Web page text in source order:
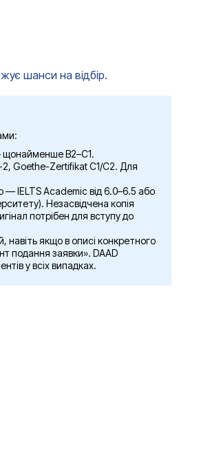
інші включають сімейні
шанси на відбір.
B2–C1.
2, Goethe-Zertifikat C1/C2. Для
IELTS Academic від 6.0–6.5 або
Незасвідчена копія
потрібен для вступу до
навіть якщо в описі конкретного
подання заявки». DAAD
у всіх випадках.